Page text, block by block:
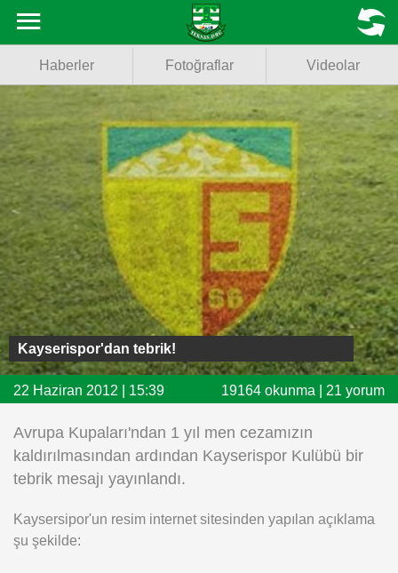
Fotoğraflar
Videolar
Basketbol
Voleybol
Puan Durumu
Fikstür
Facebook
Twitter
Instagram
Android
iOS
MENU
Haberler Fotoğraflar Videolar
Kayserispor'dan tebrik!
22 Haziran 2012 | 15:39 19164 okunma | 21 yorum
Avrupa Kupaları'ndan 1 yıl men cezamızın
kaldırılmasından ardından Kayserispor Kulübü bir
tebrik mesajı yayınlandı.
Kaysersipor'un resim internet sitesinden yapılan açıklama
şu şekilde: